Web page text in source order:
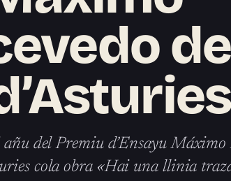
del Premiu d’Ensayu Máximo
cola obra «Hai una llinia